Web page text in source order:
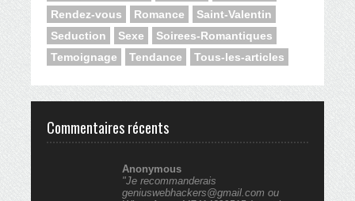
Rendez-vous
Romance
Saint-Valentin
Seduction
Sexe
Soirees-Romantiques
Temoignage
Tendance Tous-les-articles
Commentaires récents
Anonymous
"Je recommanderais
geniuswebhackers@gmail.com ou